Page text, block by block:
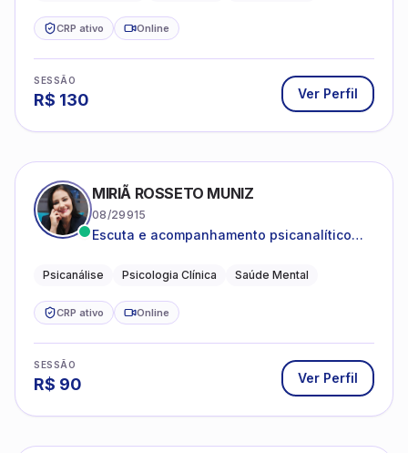
CRP ativo Online
SESSÃO
R$ 130 Ver Perfil
MIRIÃ ROSSETO MUNIZ
08/29915
Escuta e acompanhamento psicanalítico
Psicanálise Psicologia Clínica Saúde Mental
CRP ativo Online
SESSÃO
R$ 90 Ver Perfil